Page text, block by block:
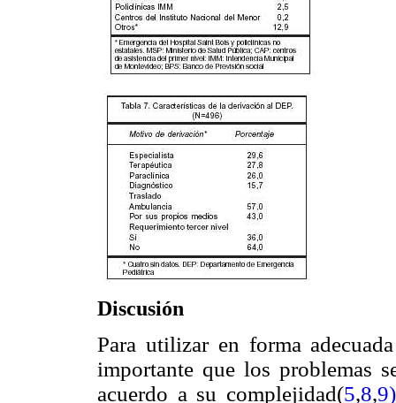
Discusión
Para utilizar en forma
importante que los problemas
acuerdo a su complejidad(5,8,9)